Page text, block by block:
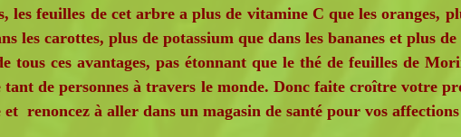
les feuilles de cet arbre a plus de vitamine C que les oranges,
les carottes, plus de potassium que dans les bananes et plus
ces avantages, pas étonnant que le thé de feuilles de
tant de personnes à travers le monde. Donc faite croître votre
renoncez à aller dans un magasin de santé pour vos